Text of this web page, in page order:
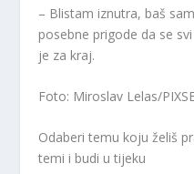
– Blistam iznutra, baš
posebne prigode da se
je za kraj.
Foto: Miroslav Lelas/
Odaberi temu koju želiš
temi i budi u tijeku